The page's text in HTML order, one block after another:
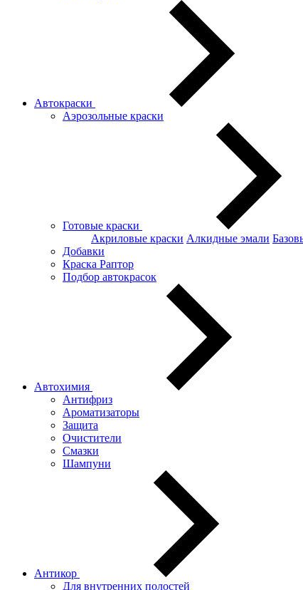
Автокраски
Аэрозольные краски
Готовые краски
Акриловые краски Алкидные эмали
Добавки
Краска Раптор
Подбор автокрасок
Автохимия
Антифриз
Ароматизаторы
Защита
Очистители
Смазки
Шампуни
Антикор
Для внутренних полостей